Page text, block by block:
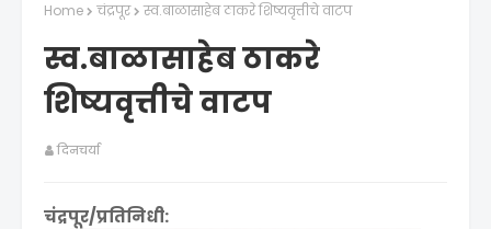
Home चंद्रपूर स्व.बाळासाहेब ठाकरे शिष्यवृत्तीचे वाटप
स्व.बाळासाहेब ठाकरे
शिष्यवृत्तीचे वाटप
दिनचर्या
चंद्रपूर/प्रतिनिधी: